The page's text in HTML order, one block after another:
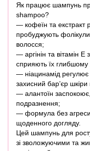
Як працює шампунь
shampoo?
— кофеїн та екстракт
пробуджують
волосся;
— аргінін та вітамін
сприяють їх
— ніацинамід
захисний барʼєр шкіри
— алантоїн
подразнення;
— формула без
щоденного догляду.
Цей шампунь для
зі зволожуючими та